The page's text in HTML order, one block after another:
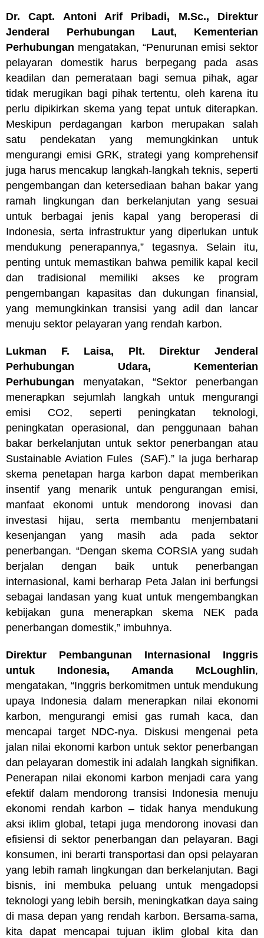
Dr. Capt. Antoni Arif Pribadi, M.Sc., Direktur
Jenderal Perhubungan Laut, Kementerian
Perhubungan mengatakan, “Penurunan emisi sektor
pelayaran domestik harus berpegang pada asas
keadilan dan pemerataan bagi semua pihak, agar
tidak merugikan bagi pihak tertentu, oleh karena itu
perlu dipikirkan skema yang tepat untuk diterapkan.
Meskipun perdagangan karbon merupakan salah
satu pendekatan yang memungkinkan untuk
mengurangi emisi GRK, strategi yang komprehensif
juga harus mencakup langkah-langkah teknis, seperti
pengembangan dan ketersediaan bahan bakar yang
ramah lingkungan dan berkelanjutan yang sesuai
untuk berbagai jenis kapal yang beroperasi di
Indonesia, serta infrastruktur yang diperlukan untuk
mendukung penerapannya,” tegasnya. Selain itu,
penting untuk memastikan bahwa pemilik kapal kecil
dan tradisional memiliki akses ke program
pengembangan kapasitas dan dukungan finansial,
yang memungkinkan transisi yang adil dan lancar
menuju sektor pelayaran yang rendah karbon.
Lukman F. Laisa, Plt. Direktur Jenderal
Perhubungan Udara, Kementerian
Perhubungan menyatakan, “Sektor penerbangan
menerapkan sejumlah langkah untuk mengurangi
emisi CO2, seperti peningkatan teknologi,
peningkatan operasional, dan penggunaan bahan
bakar berkelanjutan untuk sektor penerbangan atau
Sustainable Aviation Fules (SAF).” Ia juga berharap
skema penetapan harga karbon dapat memberikan
insentif yang menarik untuk pengurangan emisi,
manfaat ekonomi untuk mendorong inovasi dan
investasi hijau, serta membantu menjembatani
kesenjangan yang masih ada pada sektor
penerbangan. “Dengan skema CORSIA yang sudah
berjalan dengan baik untuk penerbangan
internasional, kami berharap Peta Jalan ini berfungsi
sebagai landasan yang kuat untuk mengembangkan
kebijakan guna menerapkan skema NEK pada
penerbangan domestik,” imbuhnya.
Direktur Pembangunan Internasional Inggris
untuk Indonesia, Amanda McLoughlin,
mengatakan, “Inggris berkomitmen untuk mendukung
upaya Indonesia dalam menerapkan nilai ekonomi
karbon, mengurangi emisi gas rumah kaca, dan
mencapai target NDC-nya. Diskusi mengenai peta
jalan nilai ekonomi karbon untuk sektor penerbangan
dan pelayaran domestik ini adalah langkah signifikan.
Penerapan nilai ekonomi karbon menjadi cara yang
efektif dalam mendorong transisi Indonesia menuju
ekonomi rendah karbon – tidak hanya mendukung
aksi iklim global, tetapi juga mendorong inovasi dan
efisiensi di sektor penerbangan dan pelayaran. Bagi
konsumen, ini berarti transportasi dan opsi pelayaran
yang lebih ramah lingkungan dan berkelanjutan. Bagi
bisnis, ini membuka peluang untuk mengadopsi
teknologi yang lebih bersih, meningkatkan daya saing
di masa depan yang rendah karbon. Bersama-sama,
kita dapat mencapai tujuan iklim global kita dan